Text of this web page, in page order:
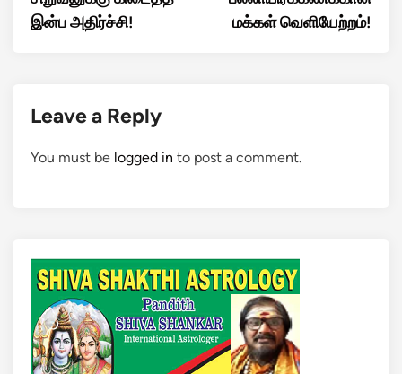
இன்ப அதிர்ச்சி!
மக்கள் வெளியேற்றம்!
Leave a Reply
You must be logged in to post a comment.